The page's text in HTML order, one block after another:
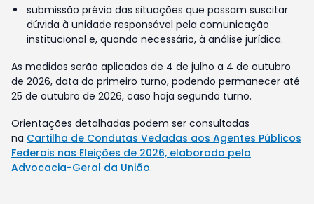
submissão prévia das situações que possam suscitar
dúvida à unidade responsável pela comunicação
institucional e, quando necessário, à análise jurídica.
As medidas serão aplicadas de 4 de julho a 4 de outubro
de 2026, data do primeiro turno, podendo permanecer até
25 de outubro de 2026, caso haja segundo turno.
Orientações detalhadas podem ser consultadas
na Cartilha de Condutas Vedadas aos Agentes Públicos
Federais nas Eleições de 2026, elaborada pela
Advocacia-Geral da União.